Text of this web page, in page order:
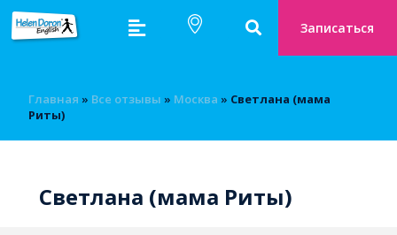
Записаться
Главная » Bсе отзывы » Москва » Светлана (мама
Риты)
Светлана (мама Риты)